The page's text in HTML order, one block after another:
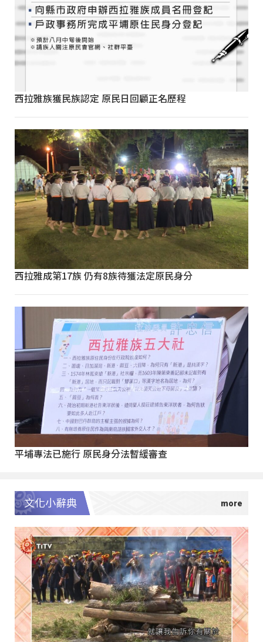
西拉雅族獲民族認定 原民日回顧正名歷程
西拉雅成第17族 仍有8族待獲法定原民身分
平埔專法已施行 原民身分法暫緩審查
文化小辭典